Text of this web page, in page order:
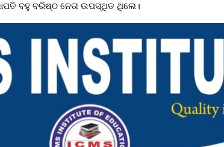
ବହୁ ବରିଷ୍ଠ ନେତା ଉପସ୍ଥିତ ଥିଲେ।